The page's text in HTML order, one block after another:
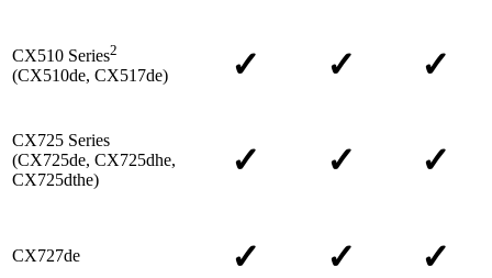
CX510 Series2
(CX510de, CX517de) ✓ ✓ ✓
CX725 Series
(CX725de, CX725dhe,
CX725dthe)
✓ ✓ ✓
CX727de ✓ ✓ ✓